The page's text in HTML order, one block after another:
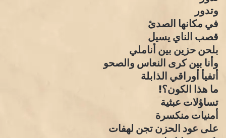
وتدور
في مكانها الصدئ
قصب الناي يسيل
بلحن حزين بين أناملي
وأنا بين كرى النعاس والصحو
أتفيأ أوراقي الذابلة
ما هذا الكون؟!
تساؤلات عبثية
أمنيات منكسرة
على عود الحزن تجن لهفات